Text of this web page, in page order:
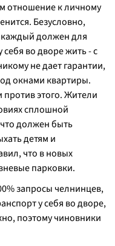
отношение к личному
Безусловно,
каждый должен для
во дворе жить - с
не дает гарантии,
окнами квартиры.
против этого. Жители
сплошной
должен быть
детям и
что в новых
парковки.
запросы челнинцев,
у себя во дворе,
поэтому чиновники